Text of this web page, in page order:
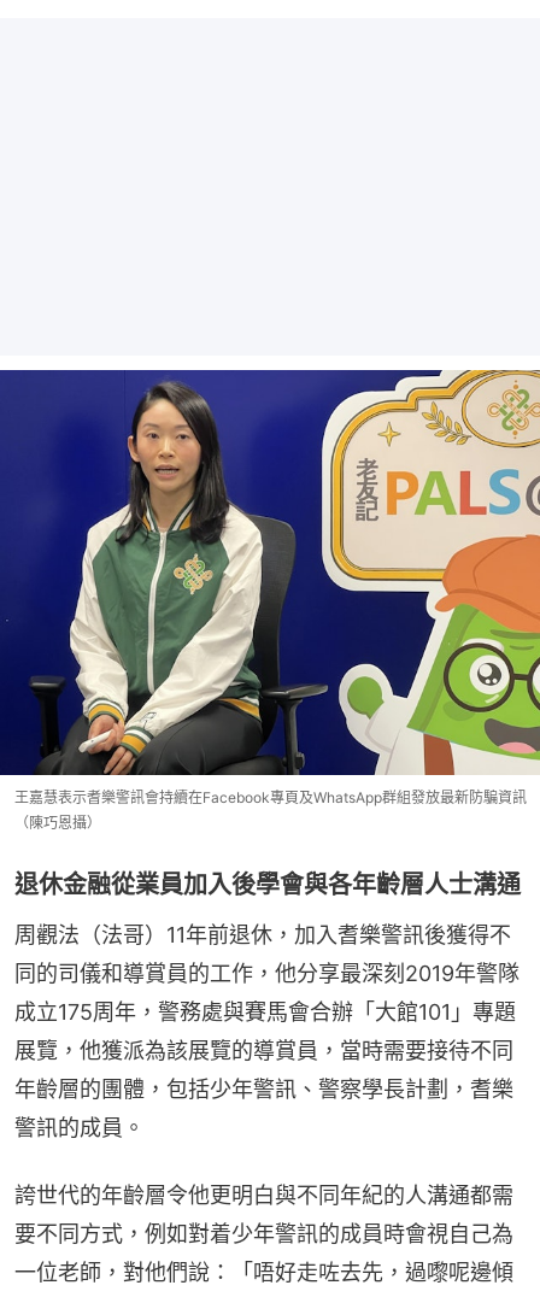
王嘉慧表示耆樂警訊會持續在Facebook專頁及WhatsApp群組發放最新防騙資訊
（陳巧恩攝）
退休金融從業員加入後學會與各年齡層人士溝通
周觀法（法哥）11年前退休，加入耆樂警訊後獲得不
同的司儀和導賞員的工作，他分享最深刻2019年警隊
成立175周年，警務處與賽馬會合辦「大館101」專題
展覽，他獲派為該展覽的導賞員，當時需要接待不同
年齡層的團體，包括少年警訊、警察學長計劃，耆樂
警訊的成員。
誇世代的年齡層令他更明白與不同年紀的人溝通都需
要不同方式，例如對着少年警訊的成員時會視自己為
一位老師，對他們說：「唔好走咗去先，過嚟呢邊傾